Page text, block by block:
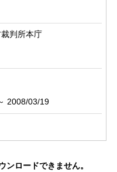
判所本庁
2008/03/19
ンロードできません。